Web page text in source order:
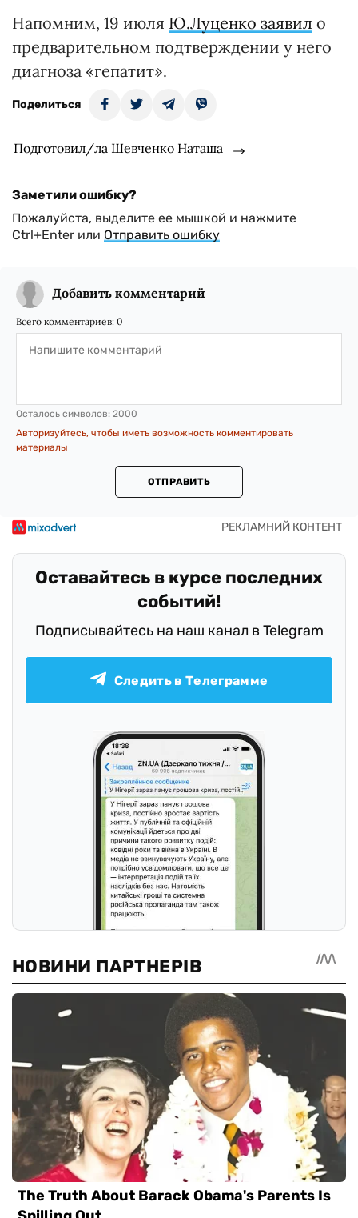
Напомним, 19 июля Ю.Луценко заявил о
предварительном подтверждении у него
диагноза «гепатит».
Поделиться
Подготовил/ла Шевченко Наташа
Заметили ошибку?
Пожалуйста, выделите ее мышкой и нажмите
Ctrl+Enter или Отправить ошибку
Добавить комментарий
Всего комментариев: 0
Осталось символов: 2000
Авторизуйтесь, чтобы иметь возможность комментировать
материалы
ОТПРАВИТЬ
Оставайтесь в курсе последних
событий!
Подписывайтесь на наш канал в Telegram
Следить в Телеграмме